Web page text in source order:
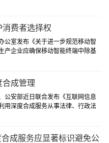
报警设备，第一时间响应老人的
费者选择权
公室发布《关于进一步规范移动智
产企业应确保移动智能终端中除基
供安全便捷的卸载方式供用户选
合成管理
公安部近日联合发布《互联网信息
用深度合成服务从事法律、行政法
信息安全主体责任，将于2023年1
成服务应显著标识避免公